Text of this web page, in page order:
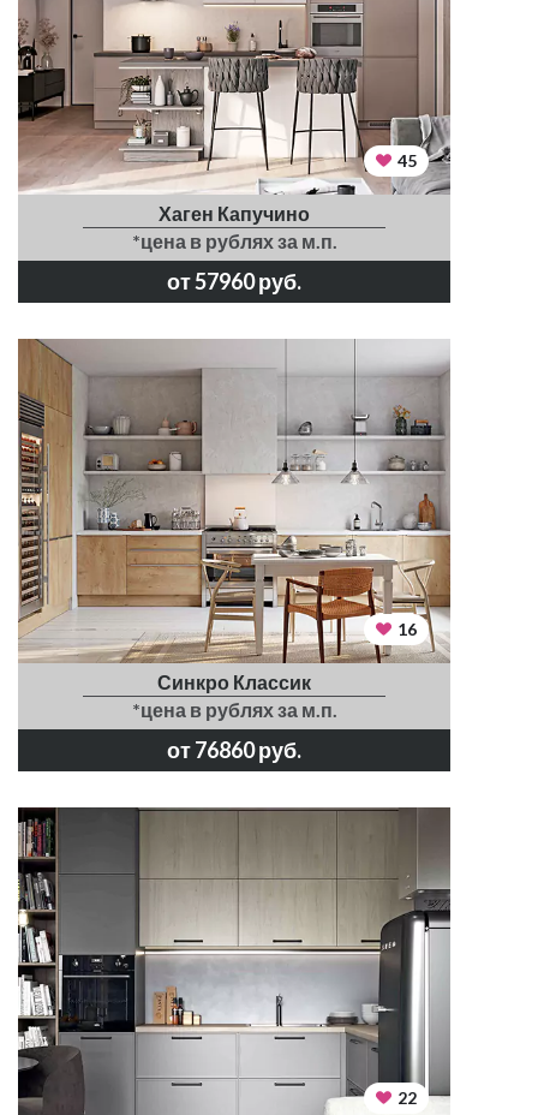
45
Хаген Капучино
*цена в рублях за м.п.
от 57960 руб.
16
Синкро Классик
*цена в рублях за м.п.
от 76860 руб.
22